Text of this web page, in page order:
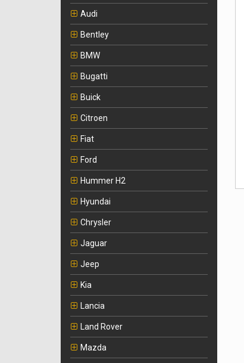
Audi
Bentley
BMW
Bugatti
Buick
Citroen
Fiat
Ford
Hummer H2
Hyundai
Chrysler
Jaguar
Jeep
Kia
Lancia
Land Rover
Mazda